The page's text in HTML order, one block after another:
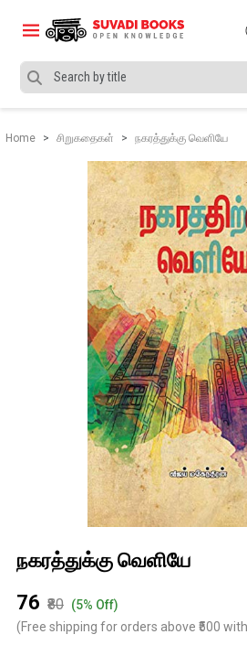
Home சிறுகதைகள் நகரத்துக்கு வெளியே
நகரத்துக்கு வெளியே
₹76 ₹80 (5% Off)
(Free shipping for orders above ₹500